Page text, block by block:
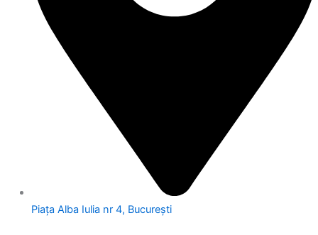
Piața Alba Iulia nr 4, București